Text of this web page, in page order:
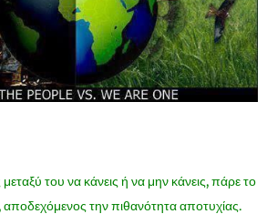
του να κάνεις ή να μην κάνεις, πάρε το
αποδεχόμενος την πιθανότητα αποτυχίας.